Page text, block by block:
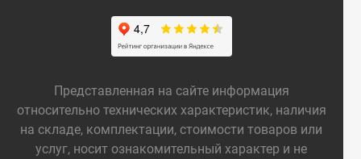
Представленная на сайте информация
относительно технических характеристик, наличия
на складе, комплектации, стоимости товаров или
услуг, носит ознакомительный характер и не